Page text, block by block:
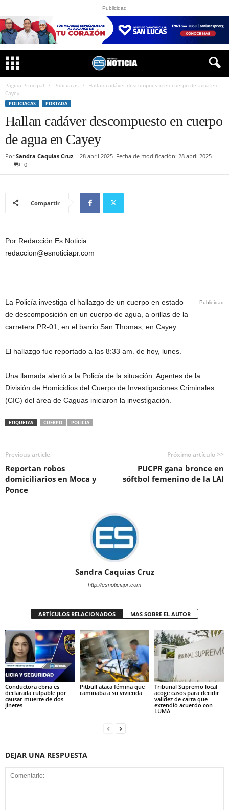
Publicidad
Página Principal Policiacas
Hallan cadáver descompuesto en cuerpo de agua en
Cayey
POLICIACAS PORTADA
Hallan cadáver descompuesto en cuerpo
de agua en Cayey
Por Sandra Caquias Cruz - 28 abril 2025 Fecha de modificación: 28 abril 2025
0
Compartir
Por Redacción Es Noticia
redaccion@esnoticiapr.com
Publicidad
La Policía investiga el hallazgo de un cuerpo en estado
de descomposición en un cuerpo de agua, a orillas de la
carretera PR-01, en el barrio San Thomas, en Cayey.
El hallazgo fue reportado a las 8:33 am. de hoy, lunes.
Una llamada alertó a la Policía de la situación. Agentes de la
División de Homicidios del Cuerpo de Investigaciones Criminales
(CIC) del área de Caguas iniciaron la investigación.
ETIQUETAS CUERPO POLICÍA
Previous article
Reportan robos
domiciliarios en Moca y
Ponce
Próximo artículo >>
PUCPR gana bronce en
sóftbol femenino de la LAI
Sandra Caquias Cruz
http://esnoticiapr.com
ARTÍCULOS RELACIONADOS MAS SOBRE EL AUTOR
Conductora ebria es
declarada culpable por
causar muerte de dos
jinetes
Pitbull ataca fémina que
caminaba a su vivienda
Tribunal Supremo local
acoge casos para decidir
validez de carta que
extendió acuerdo con
LUMA
DEJAR UNA RESPUESTA